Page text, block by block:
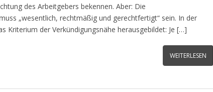
des Arbeitgebers bekennen. Aber: Die
„wesentlich, rechtmäßig und gerechtfertigt“ sein. In der
Kriterium der Verkündigungsnähe herausgebildet: Je […]
WEITERLESEN